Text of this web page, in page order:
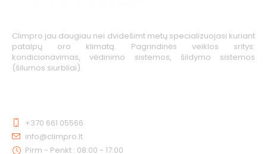
Climpro jau daugiau nei dvidešimt metų specializuojasi kuriant
patalpų oro klimatą. Pagrindinės veiklos sritys:
kondicionavimas, vėdinimo sistemos, šildymo sistemos
(šilumos siurbliai).
+370 661 05566
info@climpro.lt
Pirm - Penkt : 08:00 - 17:00